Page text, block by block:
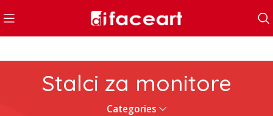
Stalci za monitore
Categories